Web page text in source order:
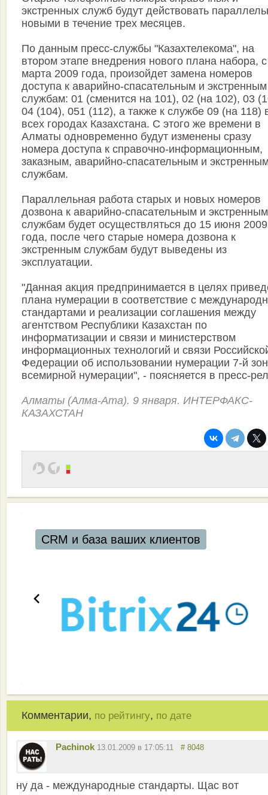
экстренных служб будут действовать
новыми в течение трех месяцев.
По данным пресс-службы "Казахтелекома", на
втором этапе внедрения нового плана набора,
марта 2009 года, произойдет замена номеров
доступа к аварийно-спасательным и экстренным
службам: 01 (сменится на 101), 02 (на 102), 03
04 (104), 051 (112), а также к службе 09 (на 118)
всех городах Казахстана. С этого же времени в
Алматы одновременно будут изменены сразу
номера доступа к справочно-информационным,
заказным, аварийно-спасательным и
службам.
Параллельная работа старых и новых номеров
дозвона к аварийно-спасательным и экстренным
службам будет осуществляться до 15 июня 2009
года, после чего старые номера дозвона к
экстренным службам будут выведены из
эксплуатации.
"Данная акция предпринимается в целях
плана нумерации в соответствие с
стандартами и реализации соглашения между
агентством Республики Казахстан по
информатизации и связи и министерством
информационных технологий и связи
Федерации об использовании нумерации 7-й
всемирной нумерации", - поясняется в пресс-
Алматы (Алма-Ата). 9 января. ИНТЕРФАКС-
КАЗАХСТАН
CRM и база ваших клиентов
Комментарии, по рейтингу, по дате
Pachinok 13.01.2009 в 17:05:11 # 8048
ну да - международные стандарты. Щас вот